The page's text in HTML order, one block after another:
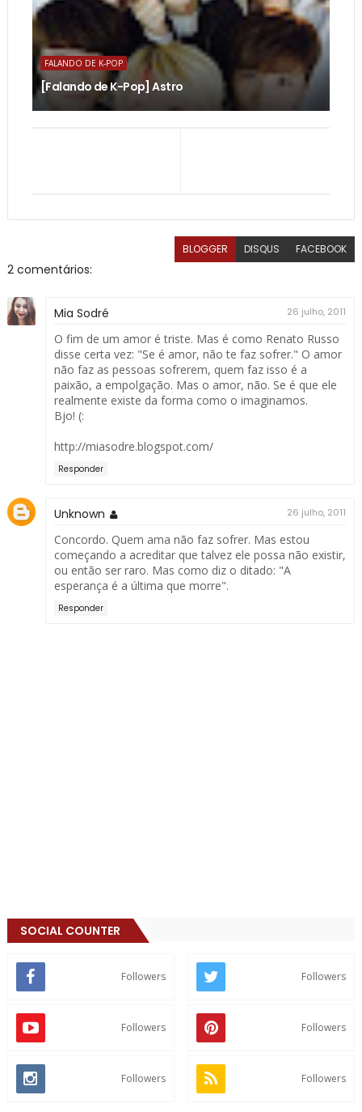
FALANDO DE K-POP
[Falando de K-Pop] Astro
BLOGGER DISQUS FACEBOOK
2 comentários:
Mia Sodré 26 julho, 2011
O fim de um amor é triste. Mas é como Renato Russo
disse certa vez: "Se é amor, não te faz sofrer." O amor
não faz as pessoas sofrerem, quem faz isso é a
paixão, a empolgação. Mas o amor, não. Se é que ele
realmente existe da forma como o imaginamos.
Bjo! (:
http://miasodre.blogspot.com/
Responder
Unknown 26 julho, 2011
Concordo. Quem ama não faz sofrer. Mas estou
começando a acreditar que talvez ele possa não existir,
ou então ser raro. Mas como diz o ditado: "A
esperança é a última que morre".
Responder
SOCIAL COUNTER
Followers Followers
Followers Followers
Followers Followers